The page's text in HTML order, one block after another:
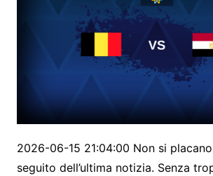
2026-06-15 21:04:00 Non si
seguito dell’ultima notizia. Senza